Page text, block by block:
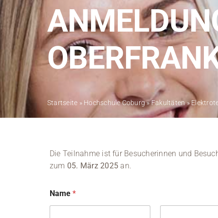
Startseite » Hochschule Coburg»Fakultäten»
Die Teilnahme ist für Besucherinnen und
zum 05. März 2025 an.
Name *